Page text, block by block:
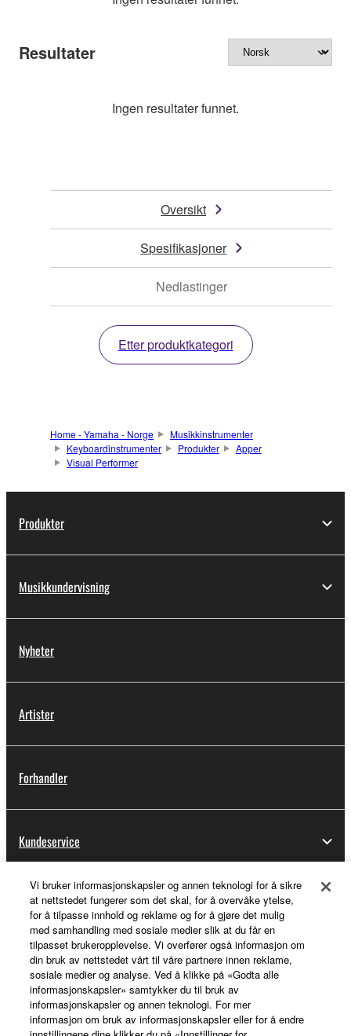
Resultater
Ingen resultater funnet.
Oversikt
Spesifikasjoner
Nedlastinger
Etter produktkategori
Home - Yamaha - Norge
Musikkinstrumenter
Keyboardinstrumenter
Produkter
Apper
Visual Performer
Produkter
Musikkundervisning
Nyheter
Artister
Forhandler
Kundeservice
Min Yamaha Music ID
Om Yamaha
Norge - Norwegian
Vi bruker informasjonskapsler og annen teknologi for å sikre
at nettstedet fungerer som det skal, for å overvåke ytelse,
for å tilpasse innhold og reklame og for å gjøre det mulig
med samhandling med sosiale medier slik at du får en
tilpasset brukeropplevelse. Vi overfører også informasjon om
din bruk av nettstedet vårt til våre partnere innen reklame,
sosiale medier og analyse. Ved å klikke på «Godta alle
informasjonskapsler» samtykker du til bruk av
informasjonskapsler og annen teknologi. For mer
informasjon om bruk av informasjonskapsler eller for å endre